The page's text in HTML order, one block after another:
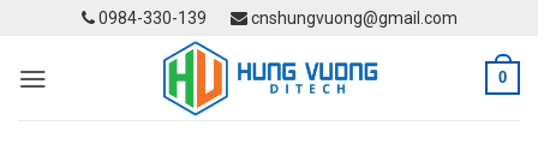
content
0984-330-139 cnshungvuong@gmail.com
0